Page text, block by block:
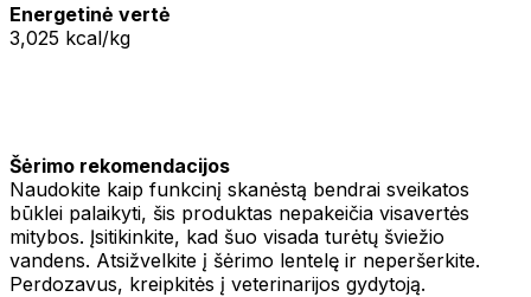
Energetinė vertė
3,025 kcal/kg
Šėrimo rekomendacijos
Naudokite kaip funkcinį skanėstą bendrai sveikatos
būklei palaikyti, šis produktas nepakeičia visavertės
mitybos. Įsitikinkite, kad šuo visada turėtų šviežio
vandens. Atsižvelkite į šėrimo lentelę ir neperšerkite.
Perdozavus, kreipkitės į veterinarijos gydytoją.